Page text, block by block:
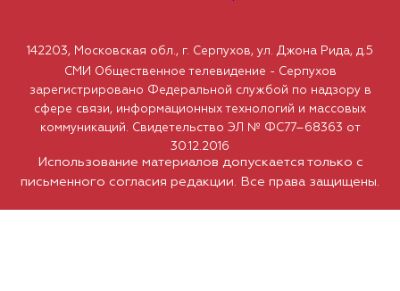
Использование материалов допускается только с
письменного согласия редакции. Все права защищены.
142203, Московская обл., г. Серпухов, ул. Джона Рида, д.5
СМИ Общественное телевидение - Серпухов
зарегистрировано Федеральной службой по надзору в
сфере связи, информационных технологий и массовых
коммуникаций. Свидетельство ЭЛ № ФС77–68363 от
30.12.2016